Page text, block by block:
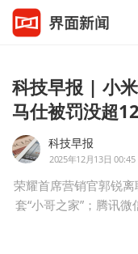
科技早报 | 小
马仕被罚没超
科技早报
2025年12月13日 00:45
荣耀首席营销官郭锐
套“小哥之家”；腾讯